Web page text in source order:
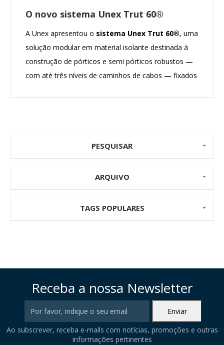
O novo sistema Unex Trut 60®
A Unex apresentou o sistema Unex Trut 60®, uma
solução modular em material isolante destinada à
construção de pórticos e semi pórticos robustos —
com até três níveis de caminhos de cabos — fixados
PESQUISAR
ARQUIVO
TAGS POPULARES
Receba a nossa Newsletter
Ao subscrever, receba e-mails com notícias, promoções e outras
informações pertinentes